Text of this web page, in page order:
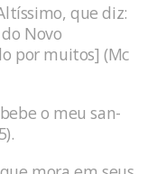
que diz:
Novo
por muitos] (Mc
o meu san­